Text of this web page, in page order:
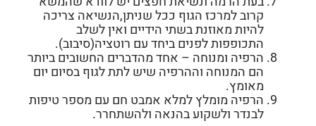
קרוב למרכז הגוף ככל שניתן,הנשיאה צריכה
להיות מאוזנת בשתי הידיים ואין לשלב
התכופפות לפנים ביחד עם רוטציה(סיבוב).
הרפיה ומנוחה – אחד מהדברים החשובים ביותר
הם המנוחה וההרפיה שיש לתת לגוף בסיום יום
מאומץ.
הרפיה מומלץ למלא אמבט חם עם מספר טיפות
לבנדר ולשקוע בהנאה ולהשתחרר.